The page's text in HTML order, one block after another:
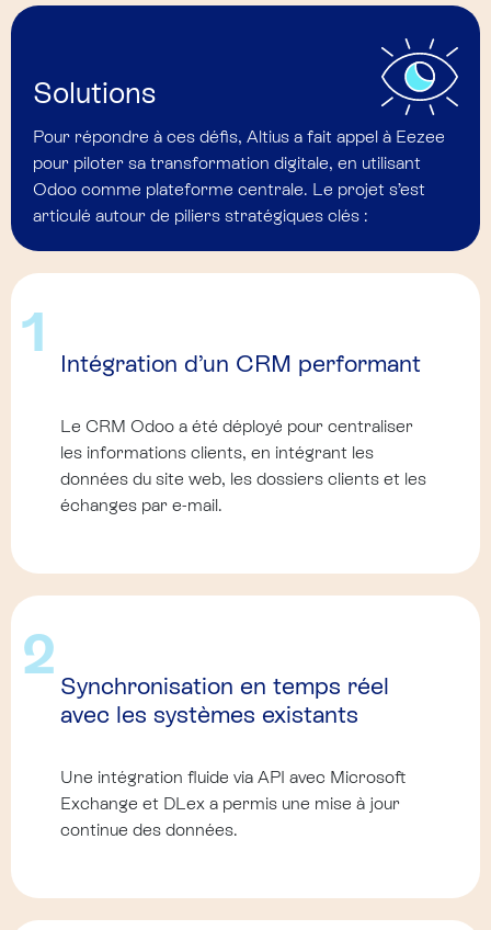
Solutions
Pour répondre à ces défis, Altius a fait appel à Eezee
pour piloter sa transformation digitale, en utilisant
Odoo comme plateforme centrale. Le projet s’est
articulé autour de piliers stratégiques clés :
1
Intégration d’un CRM performant
Le CRM Odoo a été déployé pour centraliser
les informations clients, en intégrant les
données du site web, les dossiers clients et les
échanges par e-mail.
2
Synchronisation en temps réel
avec les systèmes existants
Une intégration fluide via API avec Microsoft
Exchange et DLex a permis une mise à jour
continue des données.